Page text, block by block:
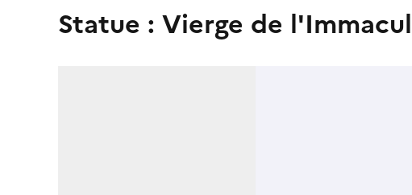
statue : Vierge de